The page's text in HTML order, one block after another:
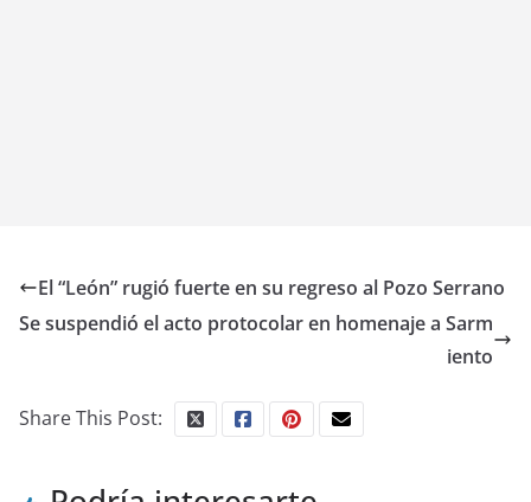
El “León” rugió fuerte en su regreso al Pozo Serrano
Se suspendió el acto protocolar en homenaje a Sarm
iento
Share This Post: